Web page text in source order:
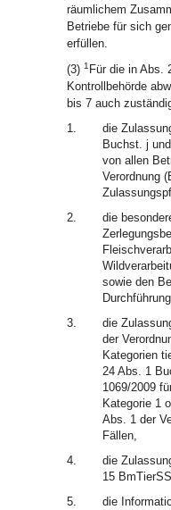
räumlichem
Betriebe für sich
erfüllen.
(3) 1 Für die in Abs.
Kontrollbehörde
bis 7 auch
1.
die
Buchst. j
von allen
Verordnung
2.
die
sowie den
3.
die
der
Kategorien
24 Abs. 1
1069/2009
Kategorie 1
Abs. 1 der
Fällen,
4.
die
15
5.
die